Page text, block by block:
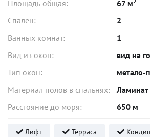
Площадь общая:
67 м
Спален:
2
Ванных комнат:
1
Вид из окон:
вид на
Тип окон:
метало-
Материал полов в спальнях:
Ламинат
Расстояние до моря:
650 м
Лифт Терраса